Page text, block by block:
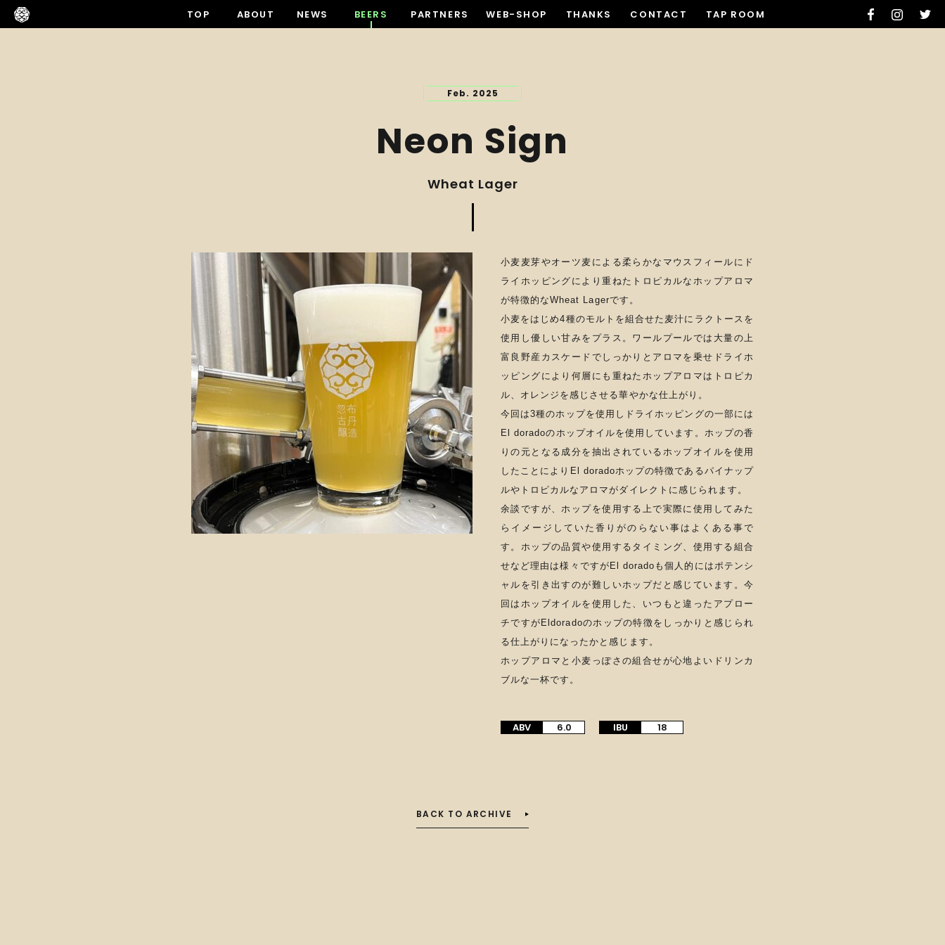
TOP ABOUT NEWS BEERS PARTNERS WEB-SHOP THANKS CONTACT TAP ROOM
Feb. 2025
Neon Sign
Wheat Lager
小麦麦芽やオーツ麦による柔らかなマウスフィールにド
ライホッピングにより重ねたトロピカルなホップアロマ
が特徴的なWheat Lagerです。
小麦をはじめ4種のモルトを組合せた麦汁にラクトースを
使用し優しい甘みをプラス。ワールプールでは大量の上
富良野産カスケードでしっかりとアロマを乗せドライホ
ッピングにより何層にも重ねたホップアロマはトロピカ
ル、オレンジを感じさせる華やかな仕上がり。
今回は3種のホップを使用しドライホッピングの一部には
El doradoのホップオイルを使用しています。ホップの香
りの元となる成分を抽出されているホップオイルを使用
したことによりEl doradoホップの特徴であるパイナップ
ルやトロピカルなアロマがダイレクトに感じられます。
余談ですが、ホップを使用する上で実際に使用してみた
らイメージしていた香りがのらない事はよくある事で
す。ホップの品質や使用するタイミング、使用する組合
せなど理由は様々ですがEl doradoも個人的にはポテンシ
ャルを引き出すのが難しいホップだと感じています。今
回はホップオイルを使用した、いつもと違ったアプロー
チですがEldoradoのホップの特徴をしっかりと感じられ
る仕上がりになったかと感じます。
ホップアロマと小麦っぽさの組合せが心地よいドリンカ
ブルな一杯です。
ABV 6.0 IBU 18
BACK TO ARCHIVE